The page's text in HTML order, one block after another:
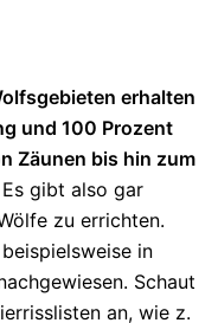
erhalten
und 100 Prozent
Zäunen bis hin zum
Es gibt also gar
zu errichten.
in
Schaut
an, wie z.